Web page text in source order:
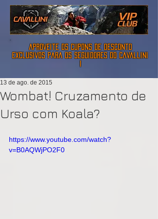
aproveite os cupons de desconto
exclusivos para os seguidores do cavallini
Wombat! Cruzamento de
Urso com Koala?
13 de ago. de 2015
https://www.youtube.com/watch?
v=B0AQWjPO2F0